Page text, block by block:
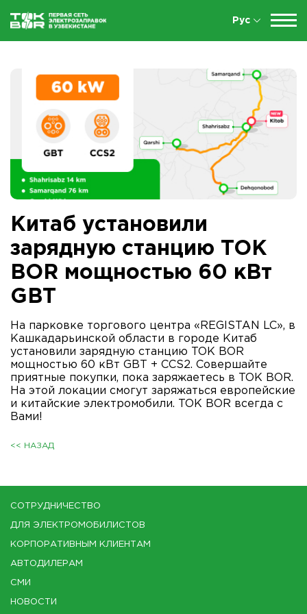
Рус
Китаб установили
зарядную станцию TOK
BOR мощностью 60 кВт
GBT
На парковке торгового центра «REGISTAN LC», в
Кашкадарьинской области в городе Китаб
установили зарядную станцию TOK BOR
мощностью 60 кВт GBT + CCS2. Совершайте
приятные покупки, пока заряжаетесь в TOK BOR.
На этой локации смогут заряжаться европейские
и китайские электромобили. TOK BOR всегда с
Вами!
<< НАЗАД
СОТРУДНИЧЕСТВО
ДЛЯ ЭЛЕКТРОМОБИЛИСТОВ
КОРПОРАТИВНЫМ КЛИЕНТАМ
АВТОДИЛЕРАМ
СМИ
НОВОСТИ